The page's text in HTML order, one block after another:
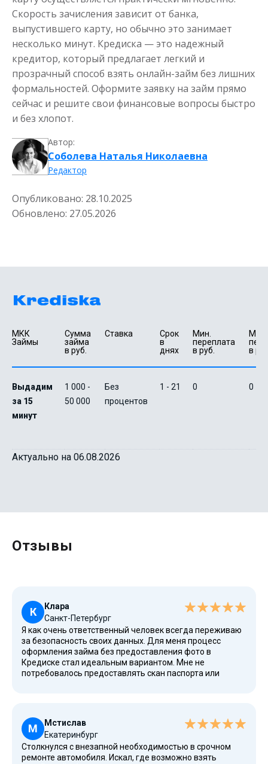
Скорость зачисления зависит от банка,
выпустившего карту, но обычно это занимает
несколько минут. Кредиска — это надежный
кредитор, который предлагает легкий и
прозрачный способ взять онлайн-займ без лишних
формальностей. Оформите заявку на займ прямо
сейчас и решите свои финансовые вопросы быстро
и без хлопот.
Автор:
Соболева Наталья Николаевна
Редактор
Опубликовано: 28.10.2025
Обновлено: 27.05.2026
МКК
Займы
Сумма
займа
в руб.
Ставка
Срок
в
днях
Мин.
переплата
в руб.
в
Выдадим
за 15
минут
1 000 -
50 000
Без
процентов
1 - 21 0 0
Актуально на 06.08.2026
Отзывы
К
Клара
Санкт-Петербург
Я как очень ответственный человек всегда переживаю
за безопасность своих данных. Для меня процесс
оформления займа без предоставления фото в
Кредиске стал идеальным вариантом. Мне не
потребовалось предоставлять скан паспорта или
гладко. Деньги поступили на виртуальную карту
Сбербанка, и я их сразу использовала. Полная
конфиденциальность и скорость — это главное.
М
Мстислав
Екатеринбург
Столкнулся с внезапной необходимостью в срочном
ремонте автомобиля. Искал, где возможно взять